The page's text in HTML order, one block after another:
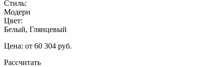
Стиль:
Модерн
Цвет:
Белый, Глянцевый
Цена: от 60 304 руб.
Рассчитать